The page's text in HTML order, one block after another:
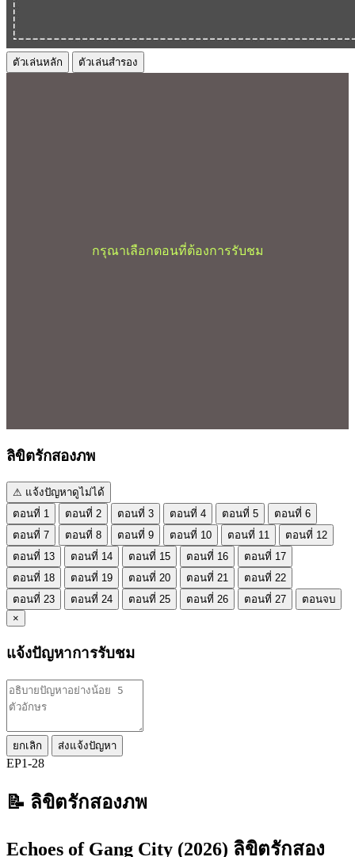
ตัวเล่นหลัก ตัวเล่นสำรอง
กรุณาเลือกตอนที่ต้องการรับชม
ลิขิตรักสองภพ
⚠ แจ้งปัญหาดูไม่ได้
ตอนที่ 1
ตอนที่ 2 ตอนที่ 3 ตอนที่ 4 ตอนที่ 5
ตอนที่ 6
ตอนที่ 7
ตอนที่ 8 ตอนที่ 9 ตอนที่ 10 ตอนที่ 11
ตอนที่ 12
ตอนที่ 13
ตอนที่ 14 ตอนที่ 15 ตอนที่ 16
ตอนที่ 17
ตอนที่ 18
ตอนที่ 19 ตอนที่ 20 ตอนที่ 21
ตอนที่ 22
ตอนที่ 23
ตอนที่ 24 ตอนที่ 25 ตอนที่ 26 ตอนที่ 27
ตอนจบ
×
แจ้งปัญหาการรับชม
ยกเลิก ส่งแจ้งปัญหา
EP1-28
📝 ลิขิตรักสองภพ
Echoes of Gang City (2026) ลิขิตรักสอง